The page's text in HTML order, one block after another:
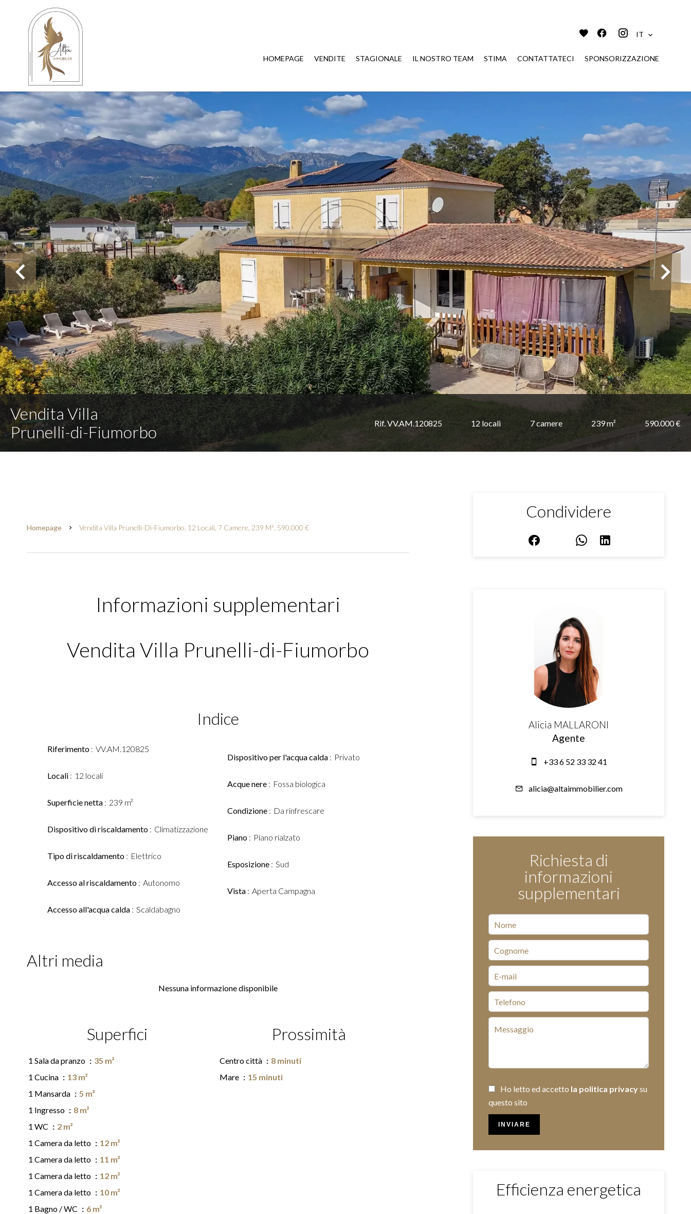
IT
HOMEPAGE VENDITE STAGIONALE IL NOSTRO TEAM STIMA CONTATTATECI SPONSORIZZAZIONE
Vendita Villa
Prunelli-di-Fiumorbo
Rif. VV.AM.120825 12 locali 7 camere 239 m² 590.000 €
Homepage Vendita Villa Prunelli-Di-Fiumorbo, 12 Locali, 7 Camere, 239 M², 590.000 €
Informazioni supplementari
Vendita Villa Prunelli-di-Fiumorbo
Indice
Riferimento VV.AM.120825
Locali 12 locali
Superficie netta 239 m²
Dispositivo di riscaldamento Climatizzazione
Tipo di riscaldamento Elettrico
Accesso al riscaldamento Autonomo
Accesso all'acqua calda Scaldabagno
Dispositivo per l'acqua calda Privato
Acque nere Fossa biologica
Condizione Da rinfrescare
Piano Piano rialzato
Esposizione Sud
Vista Aperta Campagna
Altri media
Nessuna informazione disponibile
Superfici
1 Sala da pranzo
35 m²
1 Cucina
13 m²
1 Mansarda
5 m²
1 Ingresso
8 m²
1 WC
2 m²
1 Camera da letto
12 m²
1 Camera da letto
11 m²
1 Camera da letto
12 m²
1 Camera da letto
10 m²
1 Bagno / WC
6 m²
Prossimità
Centro città
8 minuti
Mare
15 minuti
Condividere
Alicia MALLARONI
Agente
+33 6 52 33 32 41
alicia@altaimmobilier.com
Richiesta di
informazioni
supplementari
Ho letto ed accetto la politica privacysu
questo sito
INVIARE
Efficienza energetica